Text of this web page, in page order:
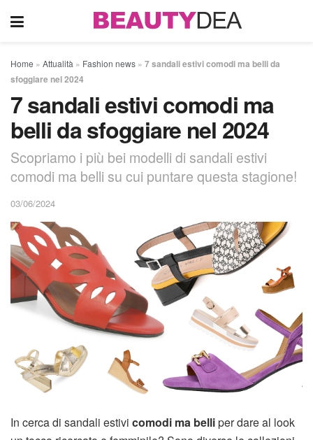
Home » Attualità » Fashion news » 7 sandali estivi comodi ma belli da
sfoggiare nel 2024
7 sandali estivi comodi ma
belli da sfoggiare nel 2024
Scopriamo i più bei modelli di sandali estivi
comodi ma belli su cui puntare questa stagione!
03/06/2024
In cerca di sandali estivi comodi ma belliper dare al look